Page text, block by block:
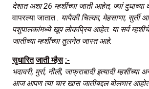
देशात अशा 26 म्हशींच्या जाती आहेत, ज्यांदुधाच्या
वापरल्या जातात. यापैकी चिल्का, मेहसाणा, सुर्ती
पशुपालकांमध्ये खूप लोकप्रिय आहेत. या सर्व म्हशींचे
जातीच्या म्हशींच्या तुलनेत जास्त आहे.
सुधारित जातीम्हैस :-
भदावरी, मुर्रा, नीली, जाफ्राबादी इत्यादी म्हशींच्या
आज आपण त्या चार खास जातींबद्दल बोलणार